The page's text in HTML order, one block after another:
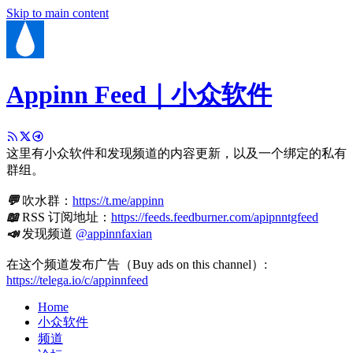
Skip to main content
Appinn Feed｜小众软件
这里有小众软件和发现频道的内容更新，以及一个绑定的私有
群组。
💬吹水群： https://t.me/appinn
📖RSS 订阅地址： https://feeds.feedburner.com/apipnntgfeed
📣发现频道 @appinnfaxian
在这个频道发布广告（Buy ads on this channel）:
https://telega.io/c/appinnfeed
Home
小众软件
频道